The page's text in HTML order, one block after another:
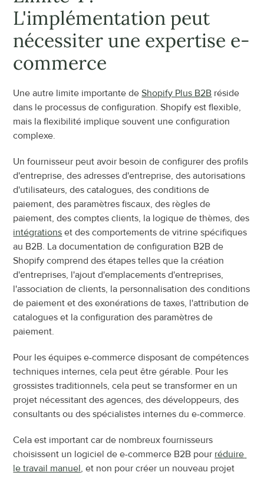
L'implémentation peut
nécessiter une expertise e-
commerce
Une autre limite importante de Shopify Plus B2B réside
dans le processus de configuration. Shopify est flexible,
mais la flexibilité implique souvent une configuration
complexe.
Un fournisseur peut avoir besoin de configurer des profils
d'entreprise, des adresses d'entreprise, des autorisations
d'utilisateurs, des catalogues, des conditions de
paiement, des paramètres fiscaux, des règles de
intégrations et des comportements de vitrine spécifiques
au B2B. La documentation de configuration B2B de
Shopify comprend des étapes telles que la création
d'entreprises, l'ajout d'emplacements d'entreprises,
l'association de clients, la personnalisation des conditions
de paiement et des exonérations de taxes, l'attribution de
catalogues et la configuration des paramètres de
paiement.
Pour les équipes e-commerce disposant de compétences
techniques internes, cela peut être gérable. Pour les
grossistes traditionnels, cela peut se transformer en un
projet nécessitant des agences, des développeurs, des
consultants ou des spécialistes internes du e-commerce.
Cela est important car de nombreux fournisseurs
choisissent un logiciel de e-commerce B2B pour réduire
le travail manuel, et non pour créer un nouveau projet